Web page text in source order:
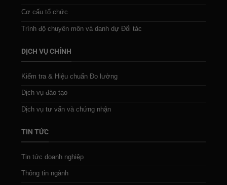
Cơ cấu tổ chức
Trình độ chuyên môn và danh dự Đối tác
DỊCH VỤ CHÍNH
Kiểm tra & Hiệu chuẩn Đo lường
Dịch vụ đào tạo
Dịch vụ tư vấn và chứng nhận
TIN TỨC
Tin tức doanh nghiệp
Thông tin ngành